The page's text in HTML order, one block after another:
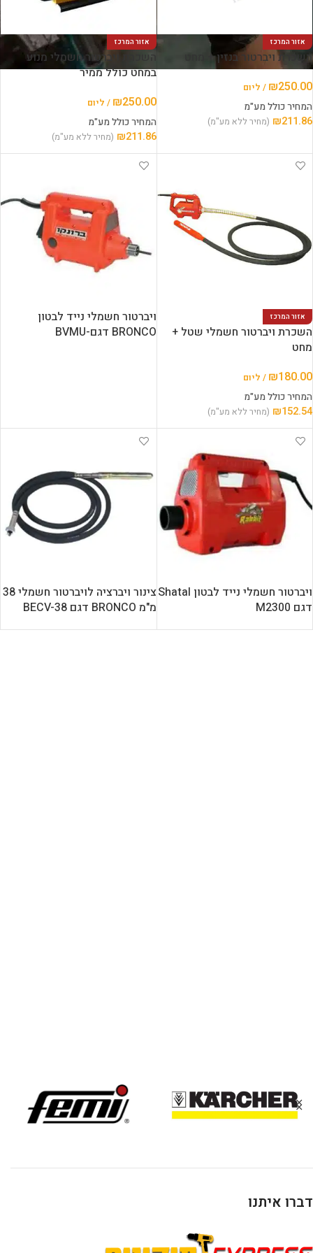
אזור המרכז
השכרת ויברטור בנזין + מחט
₪250.00 / ליום
המחיר כולל מע"מ
₪211.86 (מחיר ללא מע"מ)
אזור המרכז
השכרת ויברטור חשמלי מנוע
במחט כולל ממיר
₪250.00 / ליום
המחיר כולל מע"מ
₪211.86 (מחיר ללא מע"מ)
אזור המרכז
השכרת ויברטור חשמלי שטל +
מחט
₪180.00 / ליום
המחיר כולל מע"מ
₪152.54 (מחיר ללא מע"מ)
ויברטור חשמלי נייד לבטון
BRONCO דגם-BVMU
ויברטור חשמלי נייד לבטון Shatal
דגם M2300
צינור ויברציה לויברטור חשמלי 38
מ"מ BRONCO דגם BECV-38
דברו איתנו